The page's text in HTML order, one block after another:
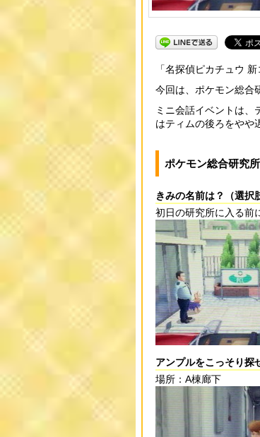
「名探偵ピカチュウ
今回は、ポケモン総合
ミニ会話イベントは、
はティムの後ろをやや
ポケモン総合研究所
きみの名前は？（選択
初日の研究所に入る前
アンプルをこっそり探
場所：A棟廊下